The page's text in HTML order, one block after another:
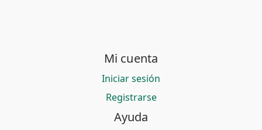
Mi cuenta
Iniciar sesión
Registrarse
Ayuda